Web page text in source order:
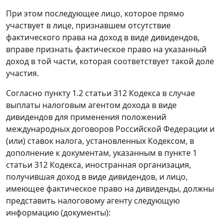
При этом последующее лицо, которое прямо
участвует в лице, признавшем отсутствие
фактического права на доход в виде дивидендов,
вправе признать фактическое право на указанный
доход в той части, которая соответствует такой доле
участия.
Согласно пункту 1.2 статьи 312 Кодекса в случае
выплаты налоговым агентом дохода в виде
дивидендов для применения положений
международных договоров Российской Федерации и
(или) ставок налога, установленных Кодексом, в
дополнение к документам, указанным в пункте 1
статьи 312 Кодекса, иностранная организация,
получившая доход в виде дивидендов, и лицо,
имеющее фактическое право на дивиденды, должны
представить налоговому агенту следующую
информацию (документы):